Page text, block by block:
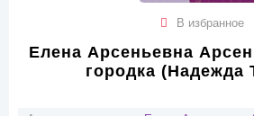
В избранное
Елена Арсеньевна
городка